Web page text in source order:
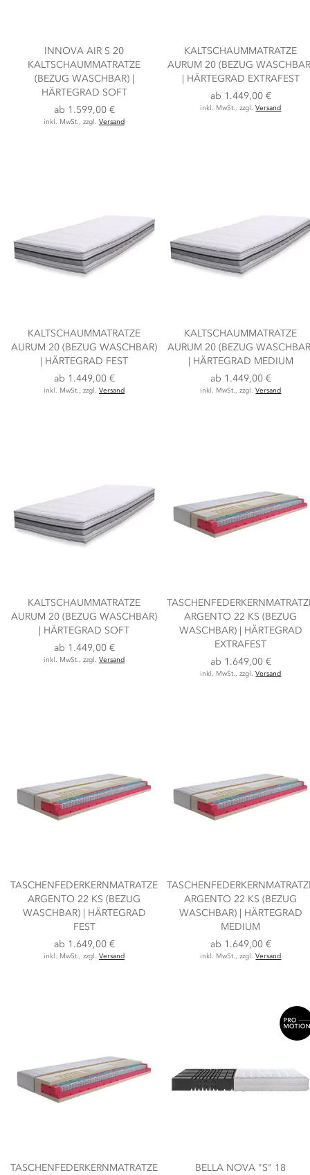
INNOVA AIR S 20
KALTSCHAUMMATRATZE
(BEZUG WASCHBAR) |
HÄRTEGRAD SOFT
ab 1.599,00 €
inkl. MwSt., zzgl. Versand
KALTSCHAUMMATRATZE
AURUM 20 (BEZUG
| HÄRTEGRAD EXTRAFEST
ab 1.449,00 €
inkl. MwSt., zzgl.Versand
KALTSCHAUMMATRATZE
AURUM 20 (BEZUG WASCHBAR)
| HÄRTEGRAD FEST
ab 1.449,00 €
inkl. MwSt., zzgl. Versand
KALTSCHAUMMATRATZE
AURUM 20 (BEZUG
| HÄRTEGRAD MEDIUM
ab 1.449,00 €
inkl. MwSt., zzgl.Versand
KALTSCHAUMMATRATZE
AURUM 20 (BEZUG WASCHBAR)
| HÄRTEGRAD SOFT
ab 1.449,00 €
inkl. MwSt., zzgl. Versand
ARGENTO 22 KS (BEZUG
WASCHBAR) | HÄRTEGRAD
EXTRAFEST
ab 1.649,00 €
inkl. MwSt., zzgl.Versand
TASCHENFEDERKERNMATRATZE
ARGENTO 22 KS (BEZUG
WASCHBAR) | HÄRTEGRAD
FEST
ab 1.649,00 €
inkl. MwSt., zzgl. Versand
ARGENTO 22 KS (BEZUG
WASCHBAR) | HÄRTEGRAD
MEDIUM
ab 1.649,00 €
inkl. MwSt., zzgl.Versand
TASCHENFEDERKERNMATRATZE BELLA NOVA "S" 18